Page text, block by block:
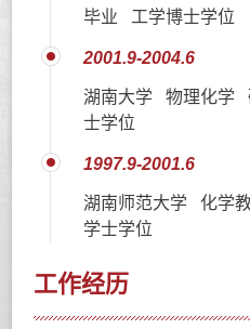
毕业 工学博士学位
2001.9-2004.6
湖南大学 物理化学
士学位
1997.9-2001.6
湖南师范大学 化学
学士学位
工作经历